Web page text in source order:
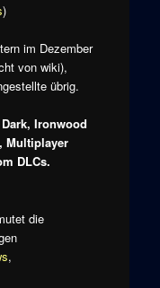
)
im Dezember
von wiki),
übrig.
Ironwood
Multiplayer
DLCs.
die
,